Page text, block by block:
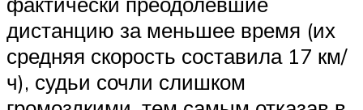
дистанцию за меньшее время (их
средняя скорость составила 17 км/
ч), судьи сочли слишком